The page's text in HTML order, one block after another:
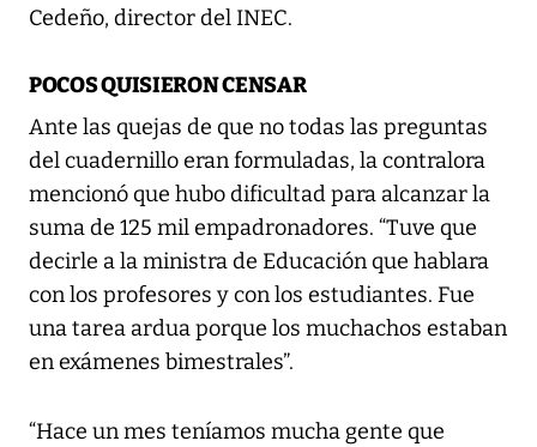
Cedeño, director del INEC.
POCOS QUISIERON CENSAR
Ante las quejas de que no todas las preguntas
del cuadernillo eran formuladas, la contralora
mencionó que hubo dificultad para alcanzar la
suma de 125 mil empadronadores. “Tuve que
decirle a la ministra de Educación que hablara
con los profesores y con los estudiantes. Fue
una tarea ardua porque los muchachos estaban
en exámenes bimestrales”.
“Hace un mes teníamos mucha gente que